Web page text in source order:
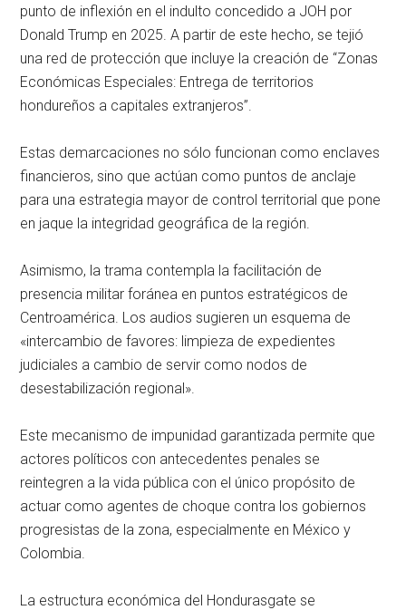
punto de inflexión en el indulto concedido a JOH por
Donald Trump en 2025. A partir de este hecho, se tejió
una red de protección que incluye la creación de “Zonas
Económicas Especiales: Entrega de territorios
hondureños a capitales extranjeros”.
Estas demarcaciones no sólo funcionan como enclaves
financieros, sino que actúan como puntos de anclaje
para una estrategia mayor de control territorial que pone
en jaque la integridad geográfica de la región.
Asimismo, la trama contempla la facilitación de
presencia militar foránea en puntos estratégicos de
Centroamérica. Los audios sugieren un esquema de
«intercambio de favores: limpieza de expedientes
judiciales a cambio de servir como nodos de
desestabilización regional».
Este mecanismo de impunidad garantizada permite que
actores políticos con antecedentes penales se
reintegren a la vida pública con el único propósito de
actuar como agentes de choque contra los gobiernos
progresistas de la zona, especialmente en México y
Colombia.
La estructura económica del Hondurasgate se